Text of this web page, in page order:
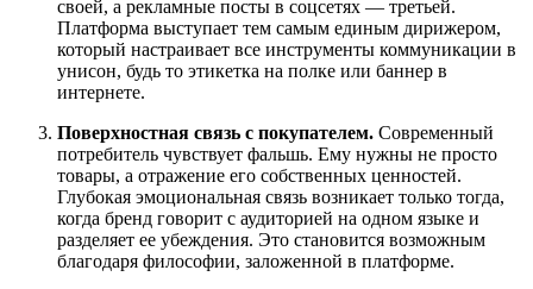
своей, а рекламные посты в соцсетях — третьей.
Платформа выступает тем самым единым дирижером,
который настраивает все инструменты коммуникации в
унисон, будь то этикетка на полке или баннер в
интернете.
Поверхностная связь с покупателем. Современный
потребитель чувствует фальшь. Ему нужны не просто
товары, а отражение его собственных ценностей.
Глубокая эмоциональная связь возникает только тогда,
когда бренд говорит с аудиторией на одном языке и
разделяет ее убеждения. Это становится возможным
благодаря философии, заложенной в платформе.